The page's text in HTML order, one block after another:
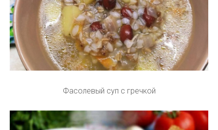
Фасолевый суп с гречкой